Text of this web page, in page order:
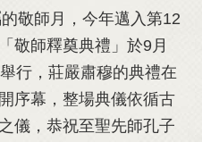
師月，今年邁入第12
敬師釋奠典禮」於9月
行，莊嚴肅穆的典禮在
序幕，整場典儀依循古
儀，恭祝至聖先師孔子